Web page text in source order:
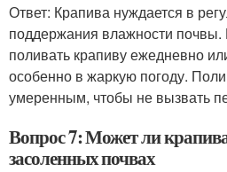
Ответ: Крапива нуждается в
поддержания влажности почвы.
поливать крапиву ежедневно
особенно в жаркую погоду.
умеренным, чтобы не вызвать
Вопрос 7: Может ли
засоленных почвах